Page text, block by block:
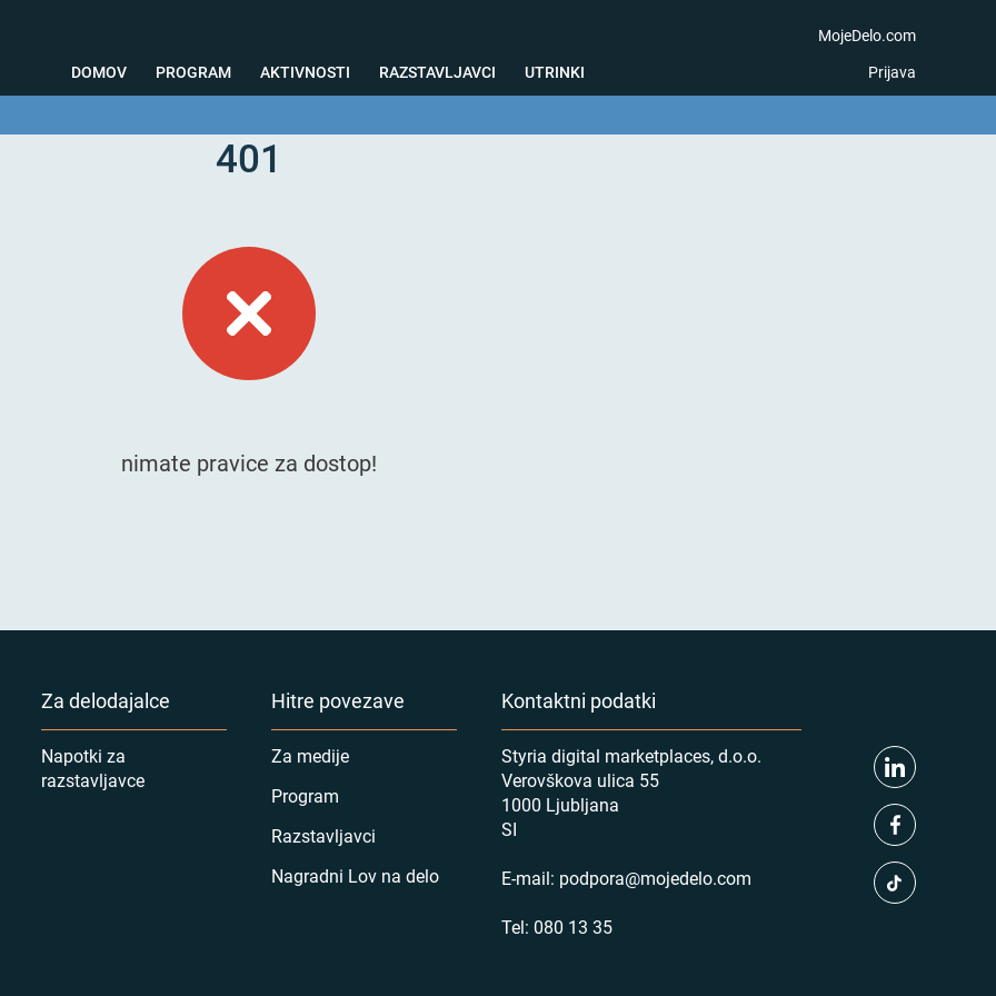
DOMOV PROGRAM AKTIVNOSTI
Testiranja
RAZSTAVLJAVCI UTRINKI
MojeDelo.com
Prijava
401
nimate pravice za dostop!
Za delodajalce
Napotki za
razstavljavce
Hitre povezave
Za medije
Program
Razstavljavci
Nagradni Lov na delo
Kontaktni podatki
Styria digital marketplaces, d.o.o.
Verovškova ulica 55
1000 Ljubljana
SI
E-mail: podpora@mojedelo.com
Tel: 080 13 35